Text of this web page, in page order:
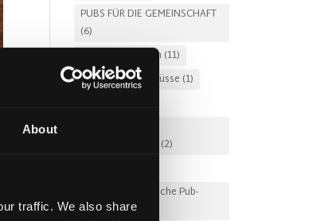
About
traffic. We also share
PUBS FÜR DIE GEMEINSCHAFT
(6)
Restaurantdesign (11)
Restaurantzuschüsse (1)
(2)
Touristenfreundliche Pub-
Interieurs(3)